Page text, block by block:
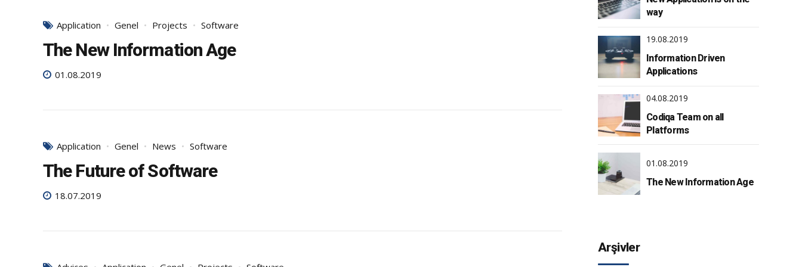
Application Genel Projects Software
The New Information Age
01.08.2019
Application Genel News Software
The Future of Software
18.07.2019
way
19.08.2019
Information Driven
Applications
04.08.2019
Codiqa Team on all
Platforms
01.08.2019
The New Information Age
Arşivler